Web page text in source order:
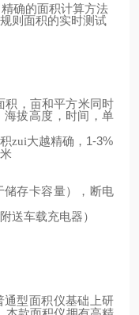
确的面积计算方法
则面积的实时测试
积，亩和平方米同时
海拔高度，时间，单
zui大越精确， 1-3%
储存卡容量），断电
附送车载充电器）
通型面积仪基础上研